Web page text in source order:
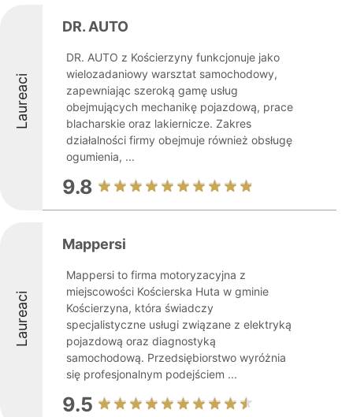
Laureaci
DR. AUTO
DR. AUTO z Kościerzyny funkcjonuje jako
wielozadaniowy warsztat samochodowy,
zapewniając szeroką gamę usług
obejmujących mechanikę pojazdową, prace
blacharskie oraz lakiernicze. Zakres
działalności firmy obejmuje również obsługę
ogumienia, ...
9.8
Laureaci
Mappersi
Mappersi to firma motoryzacyjna z
miejscowości Kościerska Huta w gminie
Kościerzyna, która świadczy
specjalistyczne usługi związane z elektryką
pojazdową oraz diagnostyką
samochodową. Przedsiębiorstwo wyróżnia
się profesjonalnym podejściem ...
9.5